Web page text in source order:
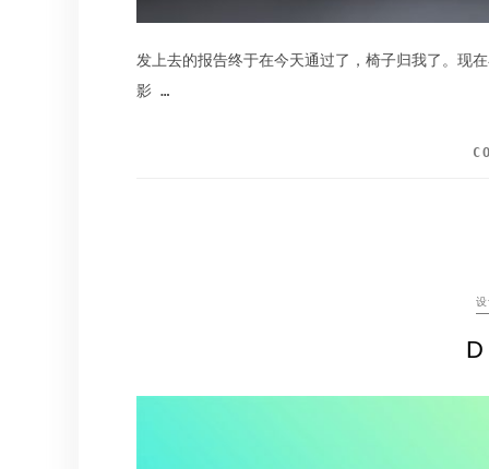
发上去的报告终于在今天通过了，椅子归我了。现
影 …